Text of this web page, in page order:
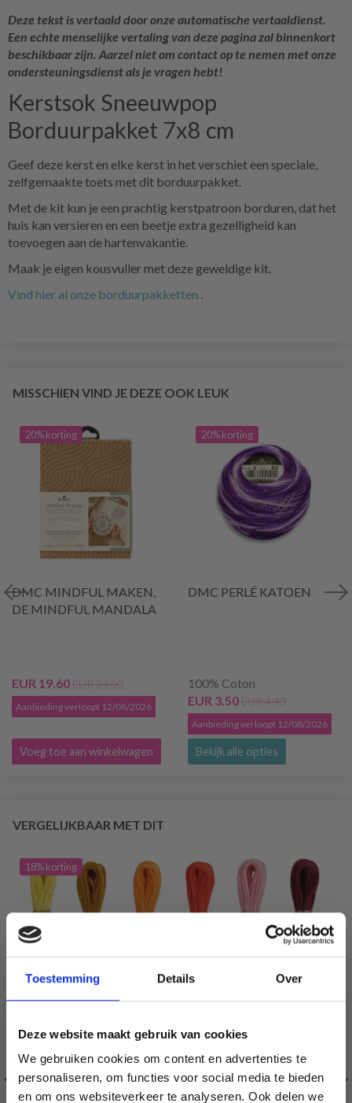
Toestemming Details Over
Deze website maakt gebruik van cookies
We gebruiken cookies om content en advertenties te
personaliseren, om functies voor social media te bieden
en om ons websiteverkeer te analyseren. Ook delen we
Deze tekst is vertaald door onze automatische vertaaldienst.
Een echte menselijke vertaling van deze pagina zal binnenkort
beschikbaar zijn. Aarzel niet om contact op te nemen met onze
ondersteuningsdienst als je vragen hebt!
Kerstsok Sneeuwpop
Borduurpakket 7x8 cm
Geef deze kerst en elke kerst in het verschiet een speciale,
zelfgemaakte toets met dit borduurpakket.
Met de kit kun je een prachtig kerstpatroon borduren, dat het
huis kan versieren en een beetje extra gezelligheid kan
toevoegen aan de hartenvakantie.
Maak je eigen kousvuller met deze geweldige kit.
Vind hier al onze borduurpakketten
MISSCHIEN VIND JE DEZE OOK LEUK
20% korting
DMC MINDFUL MAKEN,
DE MINDFUL MANDALA
EUR 19.60EUR 24.50
Aanbieding verloopt 12/08/2026
Voeg toe aan winkelwagen
20% korting
DMC PERLÉ KATOEN
100% Coton
EUR 3.50EUR 4.40
Aanbieding verloopt 12/08/2026
Bekijk alle opties
VERGELIJKBAAR MET DIT
18% korting